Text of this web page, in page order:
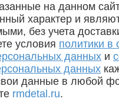
на данном
характер и
без учета
условия политики в
данных и
данных
данные в любой
rmdetal.ru.